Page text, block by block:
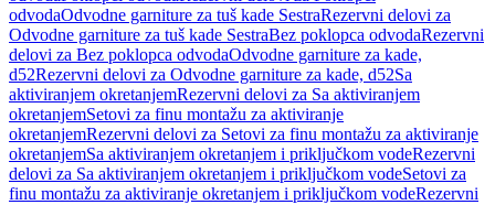
odvodaOdvodne garniture za tuš kade SestraRezervni delovi za
Odvodne garniture za tuš kade SestraBez poklopca odvodaRezervni
delovi za Bez poklopca odvodaOdvodne garniture za kade,
d52Rezervni delovi za Odvodne garniture za kade, d52Sa
aktiviranjem okretanjemRezervni delovi za Sa aktiviranjem
okretanjemSetovi za finu montažu za aktiviranje
okretanjemRezervni delovi za Setovi za finu montažu za aktiviranje
okretanjemSa aktiviranjem okretanjem i priključkom vodeRezervni
delovi za Sa aktiviranjem okretanjem i priključkom vodeSetovi za
finu montažu za aktiviranje okretanjem i priključkom vodeRezervni